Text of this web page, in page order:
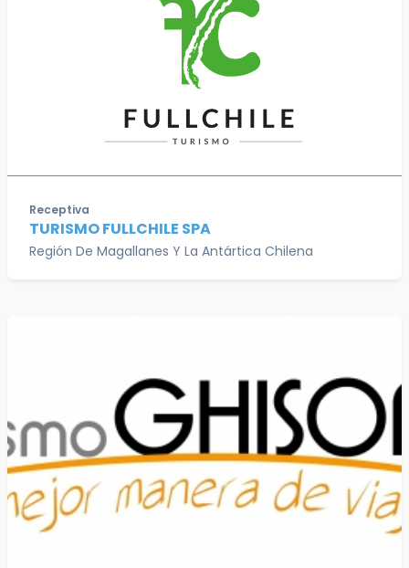
Receptiva
TURISMO FULLCHILE SPA
Región De Magallanes Y La Antártica Chilena